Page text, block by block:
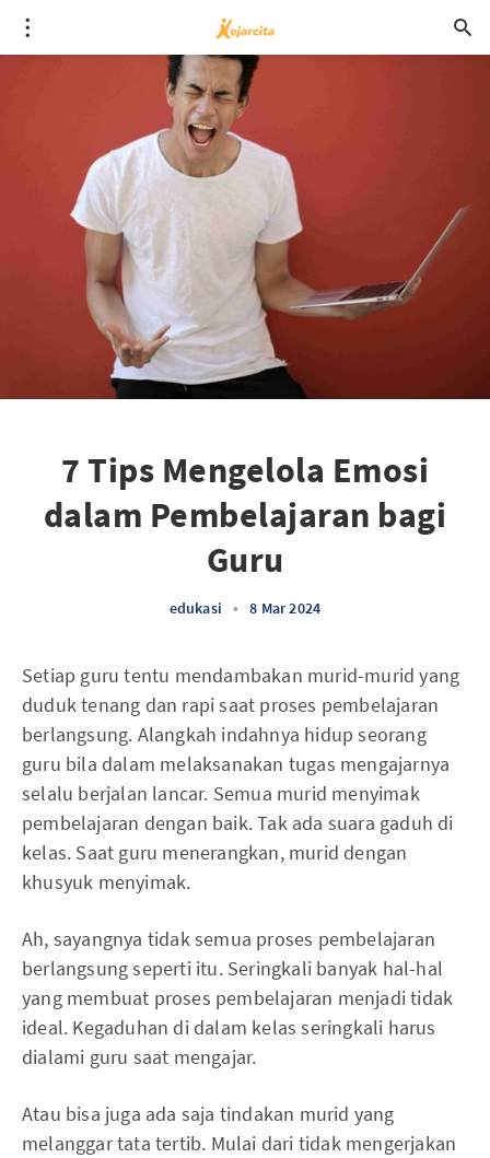
7 Tips Mengelola Emosi
dalam Pembelajaran bagi
Guru
edukasi • 8 Mar 2024
Setiap guru tentu mendambakan murid-murid yang
duduk tenang dan rapi saat proses pembelajaran
berlangsung. Alangkah indahnya hidup seorang
guru bila dalam melaksanakan tugas mengajarnya
selalu berjalan lancar. Semua murid menyimak
pembelajaran dengan baik. Tak ada suara gaduh di
kelas. Saat guru menerangkan, murid dengan
khusyuk menyimak.
Ah, sayangnya tidak semua proses pembelajaran
berlangsung seperti itu. Seringkali banyak hal-hal
yang membuat proses pembelajaran menjadi tidak
ideal. Kegaduhan di dalam kelas seringkali harus
dialami guru saat mengajar.
Atau bisa juga ada saja tindakan murid yang
melanggar tata tertib. Mulai dari tidak mengerjakan